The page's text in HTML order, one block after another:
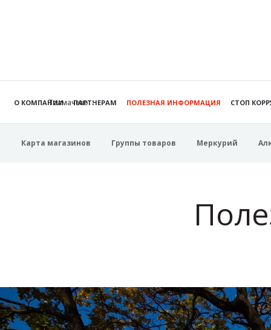
Толмачево
О КОМПАНИИ ПАРТНЕРАМ ПОЛЕЗНАЯ ИНФОРМАЦИЯ СТОП
Карта магазинов Группы товаров Меркурий